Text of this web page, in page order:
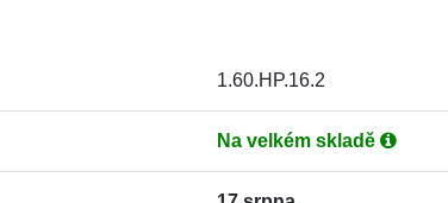
1.60.HP.16.2
Na velkém skladě